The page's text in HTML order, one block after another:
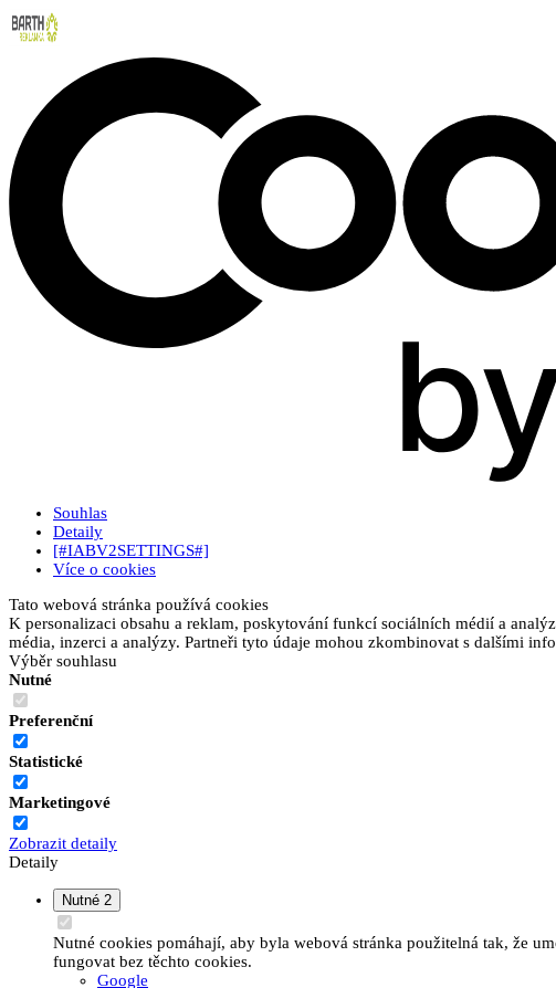
Souhlas
Detaily
[#IABV2SETTINGS#]
Více o cookies
Tato webová stránka používá cookies
K personalizaci obsahu a reklam, poskytování funkcí sociálních médií a
média, inzerci a analýzy. Partneři tyto údaje mohou zkombinovat s dalšími
Výběr souhlasu
Nutné
Preferenční
Statistické
Marketingové
Zobrazit detaily
Detaily
Nutné 2
Nutné cookies pomáhají, aby byla webová stránka použitelná tak, že
fungovat bez těchto cookies.
Google